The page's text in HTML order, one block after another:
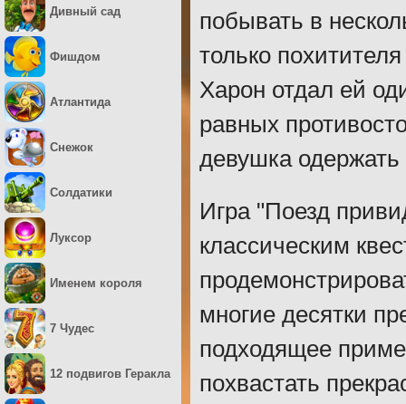
побывать в
только
Харон отдал ей
равных
девушка
Игра "Поезд
классическим
многие десятки
подходящее
похвастать
Дивный сад
Фишдом
Атлантида
Снежок
Солдатики
Луксор
Именем короля
7 Чудес
12 подвигов Геракла